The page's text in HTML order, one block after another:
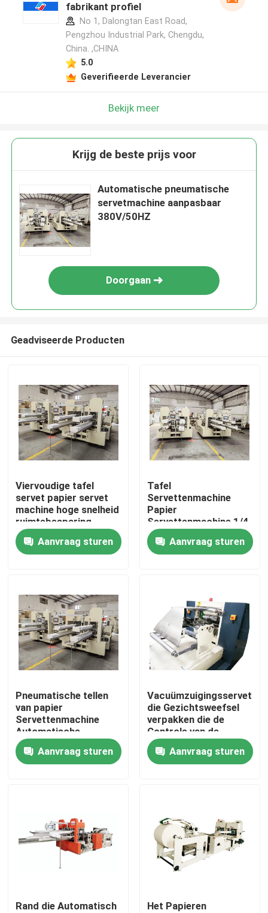
Over ons
Contacten
VR-show
Papieren zakdoekjemachine
Document Servetmachine
Handhanddoek die Machine maken
papieren zakdoekjesnijmachine
fabrikant profiel
No 1, Dalongtan East Road,
Pengzhou Industrial Park, Chengdu,
China. ,CHINA
5.0
Geverifieerde Leverancier
Bekijk meer
Krijg de beste prijs voor
Automatische pneumatische
servetmachine aanpasbaar
380V/50HZ
Doorgaan
Geadviseerde Producten
Viervoudige tafel
servet papier servet
machine hoge snelheid
ruimtebesparing
Aanvraag sturen
Tafel
Servettenmachine
Papier
Servettenmachine 1/4
Quarter Fold 5000
vellen per minuut
Aanvraag sturen
Pneumatische tellen
van papier
Servettenmachine
Automatische
115x115mm
Gevouwen grootte
Aanvraag sturen
Vacuümzuigingsservet
die Gezichtsweefsel
verpakken die de
Controle van de
Machineomschakelaar
vouwenAanvraag sturen
Rand die Automatisch
Het Papieren